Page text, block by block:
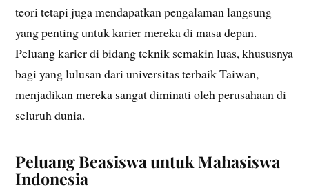
teori tetapi juga mendapatkan pengalaman langsung
yang penting untuk karier mereka di masa depan.
Peluang karier di bidang teknik semakin luas, khususnya
bagi yang lulusan dari universitas terbaik Taiwan,
menjadikan mereka sangat diminati oleh perusahaan di
seluruh dunia.
Peluang Beasiswa untuk Mahasiswa
Indonesia